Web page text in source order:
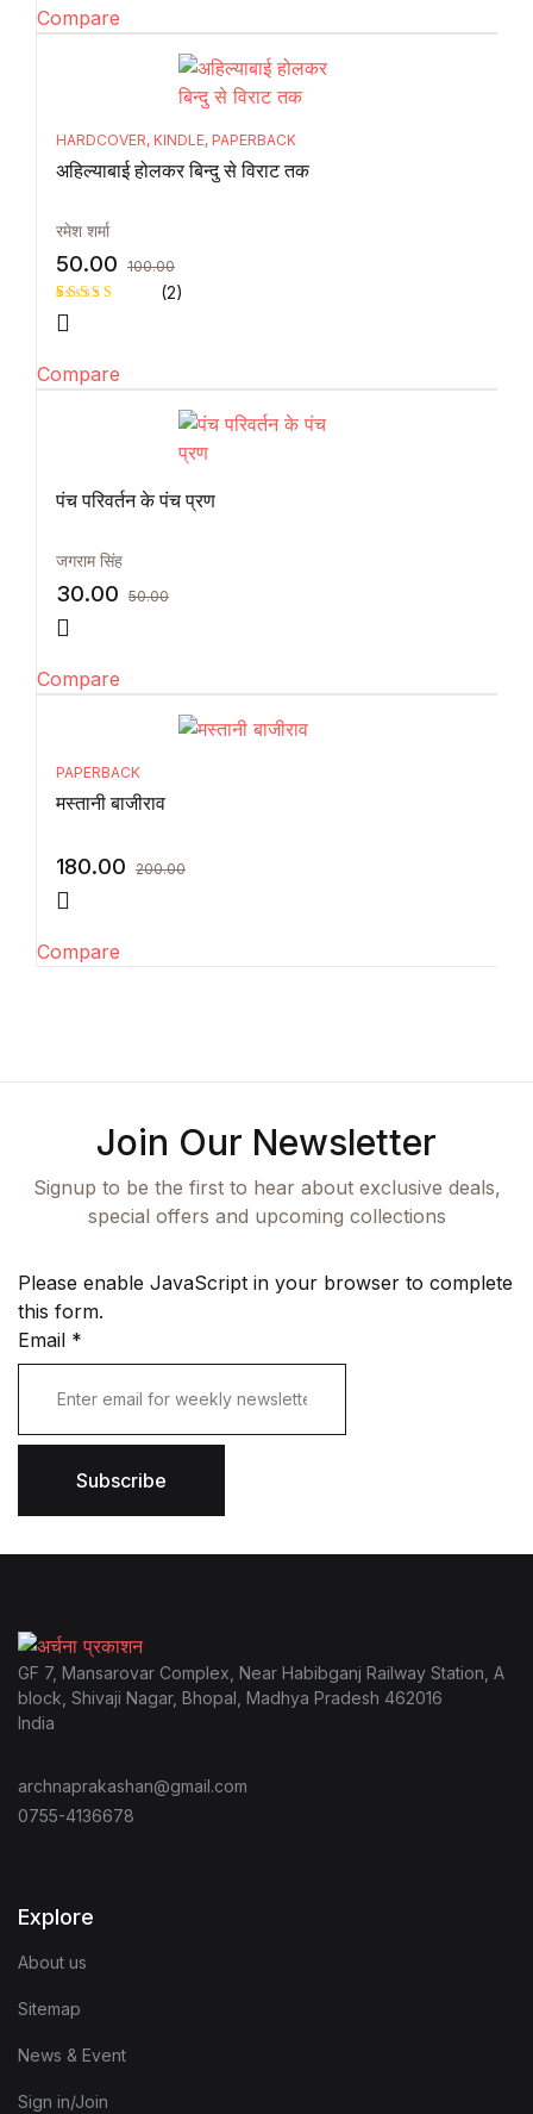
Compare
HARDCOVER, KINDLE, PAPERBACK
अहिल्याबाई होलकर बिन्दु से विराट तक
रमेश शर्मा
50.00 100.00
Rated
on
1
customer
(2)
Compare
पंच परिवर्तन के पंच प्रण
जगराम सिंह
30.00 50.00
Compare
PAPERBACK
मस्तानी बाजीराव
180.00 200.00
Compare
Join Our Newsletter
Signup to be the first to hear about exclusive deals,
special offers and upcoming collections
Please enable JavaScript in your browser to complete
this form.
Email *
Subscribe
GF 7, Mansarovar Complex, Near Habibganj Railway Station, A
block, Shivaji Nagar, Bhopal, Madhya Pradesh 462016
India
archnaprakashan@gmail.com
0755-4136678
Explore
About us
Sitemap
News & Event
Sign in/Join